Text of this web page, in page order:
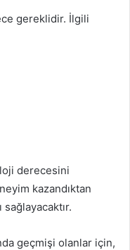
gereklidir. İlgili
derecesini
kazandıktan
sağlayacaktır.
geçmişi olanlar için,